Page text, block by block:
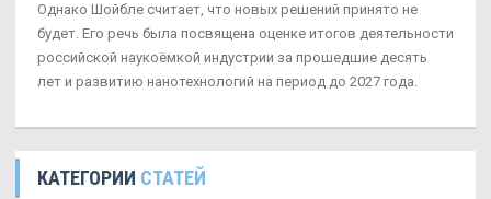
Однако Шойбле считает, что новых решений принято не
будет. Его речь была посвящена оценке итогов деятельности
российской наукоёмкой индустрии за прошедшие десять
лет и развитию нанотехнологий на период до 2027 года.
КАТЕГОРИИ СТАТЕЙ